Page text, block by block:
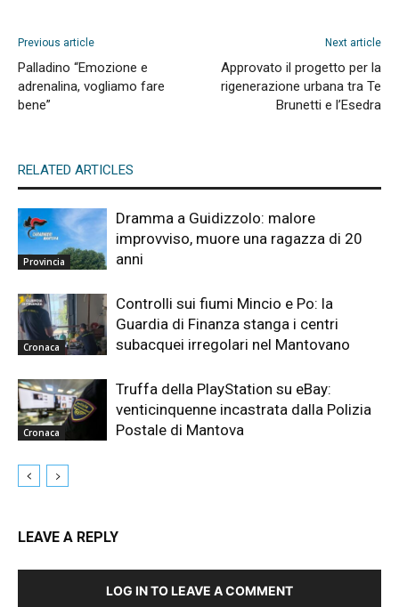
Previous article
Palladino “Emozione e
adrenalina, vogliamo fare
bene”
Next article
Approvato il progetto per la
rigenerazione urbana tra Te
Brunetti e l’Esedra
RELATED ARTICLES
Provincia
Dramma a Guidizzolo: malore
improvviso, muore una ragazza di 20
anni
Cronaca
Controlli sui fiumi Mincio e Po: la
Guardia di Finanza stanga i centri
subacquei irregolari nel Mantovano
Cronaca
Truffa della PlayStation su eBay:
venticinquenne incastrata dalla Polizia
Postale di Mantova
LEAVE A REPLY
LOG IN TO LEAVE A COMMENT